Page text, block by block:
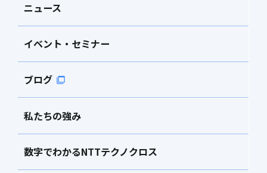
ニュース
イベント・セミナー
ブログ
私たちの強み
数字でわかるNTTテクノクロス